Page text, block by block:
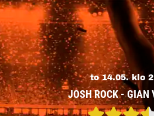
to 14.05. klo
JOSH ROCK - GIAN